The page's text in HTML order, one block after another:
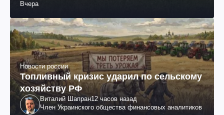
Вчера
Новости россии
Топливный кризис ударил по сельскому
хозяйству РФ
Виталий Шапран12 часов назад
Член Украинского общества финансовых аналитиков